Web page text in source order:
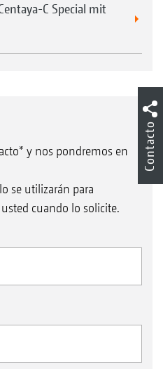
C Special mit
y nos pondremos en
se utilizarán para
cuando lo solicite.
Contacto